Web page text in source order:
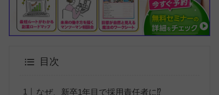
目次
なぜ、新卒1年目で採用責任者に⁉